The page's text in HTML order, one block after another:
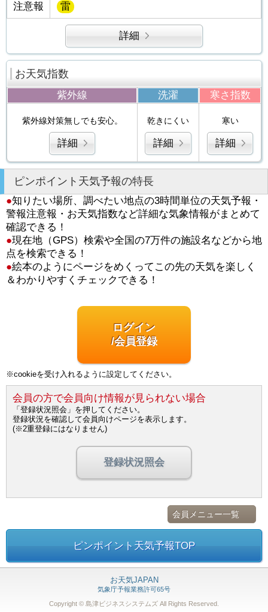
注意報 雷
詳細
お天気指数
紫外線 洗濯 寒さ指数
紫外線対策無しでも安心。
詳細
乾きにくい
詳細
寒い
詳細
ピンポイント天気予報の特長
●知りたい場所、調べたい地点の3時間単位の天気予報・
警報注意報・お天気指数など詳細な気象情報がまとめて
確認できる！
●現在地（GPS）検索や全国の7万件の施設名などから地
点を検索できる！
●絵本のようにページをめくってこの先の天気を楽しく
＆わかりやすくチェックできる！
ログイン
/会員登録
※cookieを受け入れるように設定してください。
会員の方で会員向け情報が見られない場合
「登録状況照会」を押してください。
登録状況を確認して会員向けページを表示します。
(※2重登録にはなりません)
登録状況照会
会員メニュー一覧
ピンポイント天気予報TOP
お天気JAPAN
気象庁予報業務許可65号
Copyright © 島津ビジネスシステムズ All Rights Reserved.